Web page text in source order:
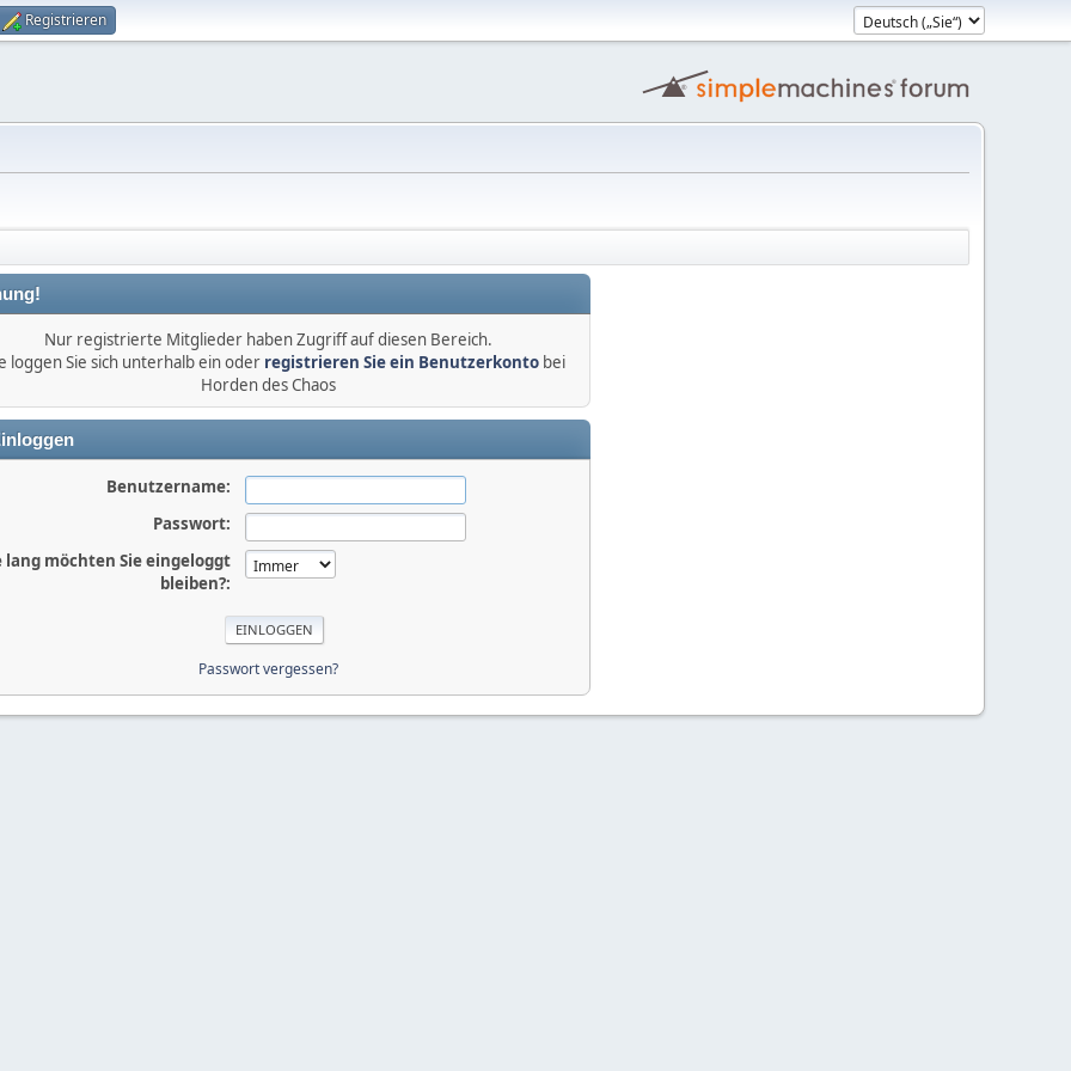
Registrieren
Nur registrierte Mitglieder haben Zugriff auf diesen Bereich.
loggen Sie sich unterhalb ein oder registrieren Sie ein Benutzerkontobei
Horden des Chaos
Benutzername:
Passwort:
lang möchten Sie eingeloggt
bleiben?:
Passwort vergessen?